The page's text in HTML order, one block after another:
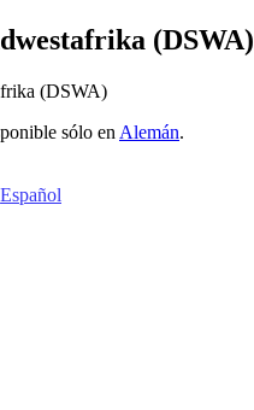
(DSWA)
(DSWA)
sólo en Alemán.
Español